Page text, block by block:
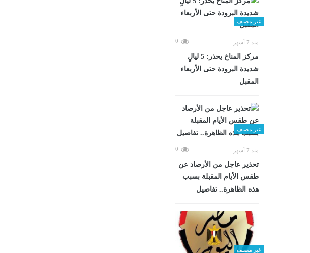
غير مصنف
منذ 7 أشهر 0
مركز المناخ يحذر: 5 ليالٍ
شديدة البرودة حتى الأربعاء
المقبل
غير مصنف
منذ 7 أشهر 0
تحذير عاجل من الأرصاد عن
طقس الأيام المقبلة بسبب
هذه الظاهرة.. تفاصيل
غير مصنف